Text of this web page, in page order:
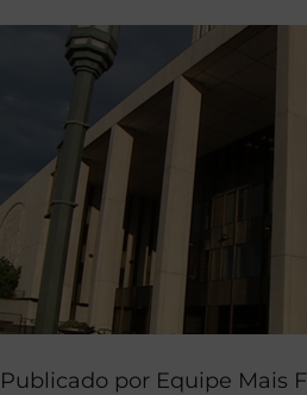
Publicado por Equipe Mais